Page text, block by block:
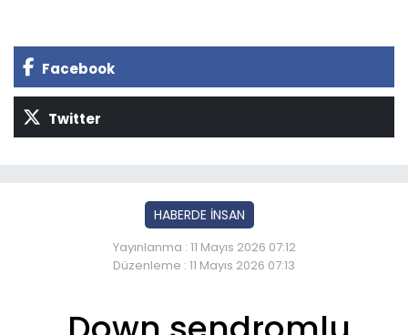
Facebook
Twitter
HABERDE İNSAN
Yayınlanma : 11 Mayıs 2026 07:12
Düzenleme : 11 Mayıs 2026 07:13